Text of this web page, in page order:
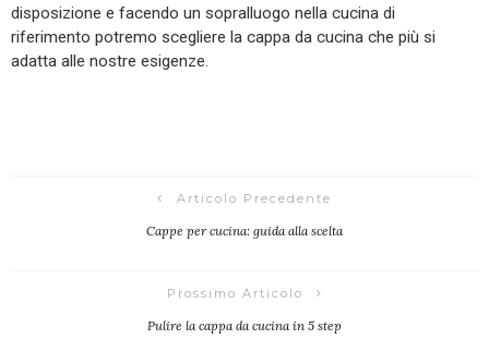
disposizione e facendo un sopralluogo nella cucina di
riferimento potremo scegliere la cappa da cucina che più si
adatta alle nostre esigenze.
Articolo Precedente
Cappe per cucina: guida alla scelta
Prossimo Articolo
Pulire la cappa da cucina in 5 step